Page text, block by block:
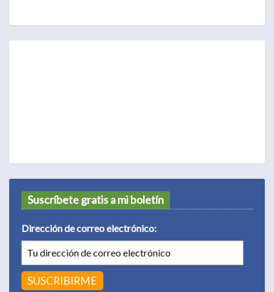
Suscríbete gratis a mi boletín
Dirección de correo electrónico: